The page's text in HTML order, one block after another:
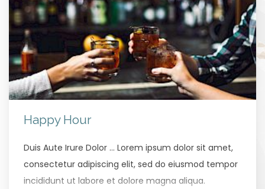
Happy Hour
Duis Aute Irure Dolor … Lorem ipsum dolor sit amet,
consectetur adipiscing elit, sed do eiusmod tempor
incididunt ut labore et dolore magna aliqua.